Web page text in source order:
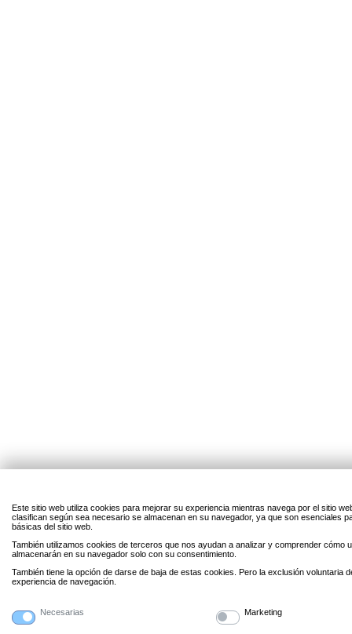
Este sitio web utiliza cookies para mejorar su experiencia mientras navega por el sitio
clasifican según sea necesario se almacenan en su navegador, ya que son esenciales
básicas del sitio web.
También utilizamos cookies de terceros que nos ayudan a analizar y comprender cómo
almacenarán en su navegador solo con su consentimiento.
También tiene la opción de darse de baja de estas cookies. Pero la exclusión voluntaria
experiencia de navegación.
Necesarias Marketing